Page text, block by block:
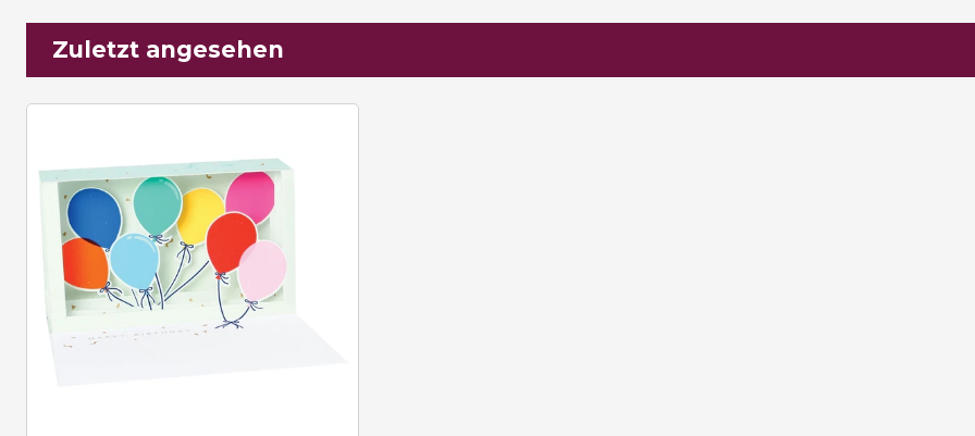
Zuletzt angesehen